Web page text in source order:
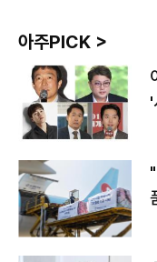
아주PICK >
'